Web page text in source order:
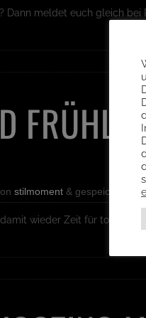
Dann meldet euch gleich bei
stilmoment & gespeichert
wieder Zeit für tolle